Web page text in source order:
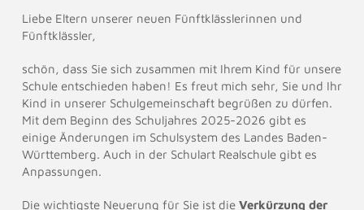
Liebe Eltern unserer neuen Fünftklässlerinnen und
Fünftklässler,
schön, dass Sie sich zusammen mit Ihrem Kind für unsere
Schule entschieden haben! Es freut mich sehr, Sie und Ihr
Kind in unserer Schulgemeinschaft begrüßen zu dürfen.
Mit dem Beginn des Schuljahres 2025-2026 gibt es
einige Änderungen im Schulsystem des Landes Baden-
Württemberg. Auch in der Schulart Realschule gibt es
Anpassungen.
Die wichtigste Neuerung für Sie ist die Verkürzung der